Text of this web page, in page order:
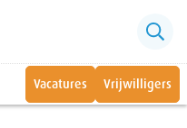
Vacatures Vrijwilligers